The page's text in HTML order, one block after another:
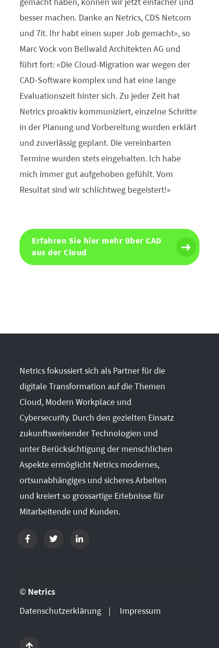
gemacht haben, können wir jetzt einfacher und
besser machen. Danke an Netrics, CDS Netcom
und 7it. Ihr habt einen super Job gemacht», so
Marc Vock von Bellwald Architekten AG und
führt fort: «Die Cloud-Migration war wegen der
CAD-Software komplex und hat eine lange
Evaluationszeit hinter sich. Zu jeder Zeit hat
Netrics proaktiv kommuniziert, einzelne Schritte
in der Planung und Vorbereitung wurden erklärt
und zuverlässig geplant. Die vereinbarten
Termine wurden stets eingehalten. Ich habe
mich immer gut aufgehoben gefühlt. Vom
Resultat sind wir schlichtweg begeistert!»
Erfahren Sie hier mehr über CAD
aus der Cloud
Netrics fokussiert sich als Partner für die
digitale Transformation auf die Themen
Cloud, Modern Workplace und
Cybersecurity. Durch den gezielten Einsatz
zukunftsweisender Technologien und
unter Berücksichtigung der menschlichen
Aspekte ermöglicht Netrics modernes,
ortsunabhängiges und sicheres Arbeiten
und kreiert so grossartige Erlebnisse für
Mitarbeitende und Kunden.
© Netrics
Datenschutzerklärung Impressum